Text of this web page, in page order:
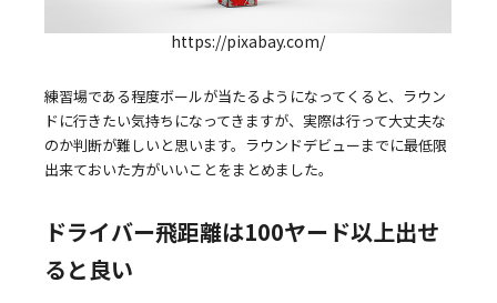
https://pixabay.com/
練習場である程度ボールが当たるようになってくると、ラウン
ドに行きたい気持ちになってきますが、実際は行って大丈夫な
のか判断が難しいと思います。ラウンドデビューまでに最低限
出来ておいた方がいいことをまとめました。
ドライバー飛距離は100ヤード以上出せ
ると良い